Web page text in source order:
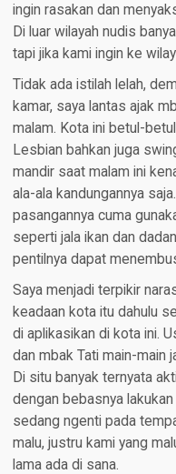
ingin rasakan dan
Di luar wilayah nudis
tapi jika kami ingin ke
Tidak ada istilah lelah,
kamar, saya lantas ajak
malam. Kota ini betul-
Lesbian bahkan juga
mandir saat malam ini
ala-ala kandungannya
pasangannya cuma
seperti jala ikan dan
pentilnya dapat
Saya menjadi terpikir
keadaan kota itu dahulu
di aplikasikan di kota ini.
dan mbak Tati main-main
Di situ banyak ternyata
dengan bebasnya
sedang ngenti pada
malu, justru kami yang
lama ada di sana.